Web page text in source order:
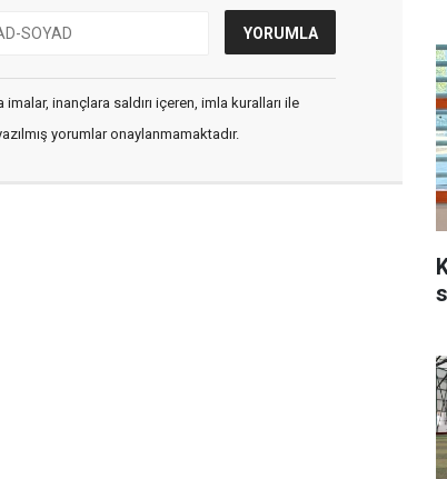
inançlara saldırı içeren, imla kuralları ile
yorumlar onaylanmamaktadır.